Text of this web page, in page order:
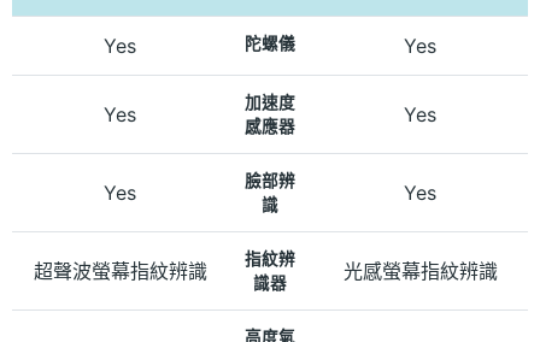
Yes 陀螺儀 Yes
Yes
加速度
感應器
Yes
Yes
臉部辨
識
Yes
超聲波螢幕指紋辨識
指紋辨
識器
光感螢幕指紋辨識
高度氣